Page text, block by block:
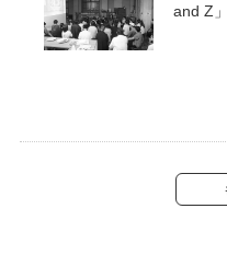
and Z